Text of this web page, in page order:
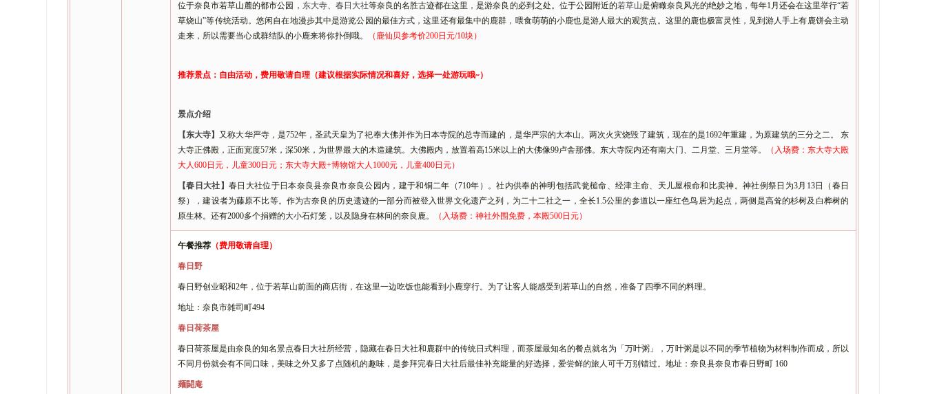
位于奈良市若草山麓的都市公园， 东大寺、 春日大社等奈良的名胜古迹都在这里，是游奈良的必到之处。位于公园附近的若草山是俯瞰奈良风光的绝妙之地，每年1月还会在这里举行“若
草烧山”等传统活动。悠闲自在地漫步其中是游览公园的最佳方式，这里还有最集中的鹿群，喂食萌萌的小鹿也是游人最大的观赏点。这里的鹿也极富灵性，见到游人手上有鹿饼会主动
走来，所以需要当心成群结队的小鹿来将你扑倒哦。
（鹿仙贝参考价200日元/10块）
推荐景点： 自由活动，费用敬请自理（建议根据实际情况和喜好，选择一处游玩哦~）
景点介绍
【东大寺】 又称大华严寺，是752年，圣武天皇为了祀奉大佛并作为日本寺院的总寺而建的，是华严宗的大本山。两次火灾烧毁了建筑，现在的是1692年重建，为原建筑的三分之二。 东
大寺正佛殿，正面宽度57米，深50米，为世界最大的木造建筑。大佛殿内，放置着高15米以上的大佛像99卢舎那佛。东大寺院内还有南大门、二月堂、三月堂等。
（入场费：东大寺大殿
大人600日元，儿童300日元；东大寺大殿+博物馆大人1000元，儿童400日元）
【春日大社 】春日大社位于日本奈良县奈良市奈良公园内，建于和铜二年（710年）。社内供奉的神明包括武瓮槌命、经津主命、天儿屋根命和比卖神。神社例祭日为3月13日（春日
祭），建设者为藤原不比等。作为古奈良的历史遗迹的一部分而被登入世界文化遗产之列，为二十二社之一，全长1.5公里的参道以一座红色鸟居为起点，两侧是高耸的杉树及白桦树的
原生林。还有2000多个捐赠的大小石灯笼，以及隐身在林间的奈良鹿。
（入场费：神社外围免费，本殿500日元）
午餐推荐 （费用敬请自理）
春日野
春日野创业昭和2年，位于若草山前面的商店街，在这里一边吃饭也能看到小鹿穿行。为了让客人能感受到若草山的自然，准备了四季不同的料理。
地址：奈良市雑司町494
春日荷茶屋
春日荷茶屋是由奈良的知名景点春日大社所经营，隐藏在春日大社和鹿群中的传统日式料理，而茶屋最知名的餐点就名为「万叶粥」，万叶粥是以不同的季节植物为材料制作而成，所以
不同月份就会有不同口味，美味之外又多了点随机的趣味，是参拜完春日大社后最佳补充能量的好选择，爱尝鲜的旅人可千万别错过。地址：奈良县奈良市春日野町 160
麺闘庵